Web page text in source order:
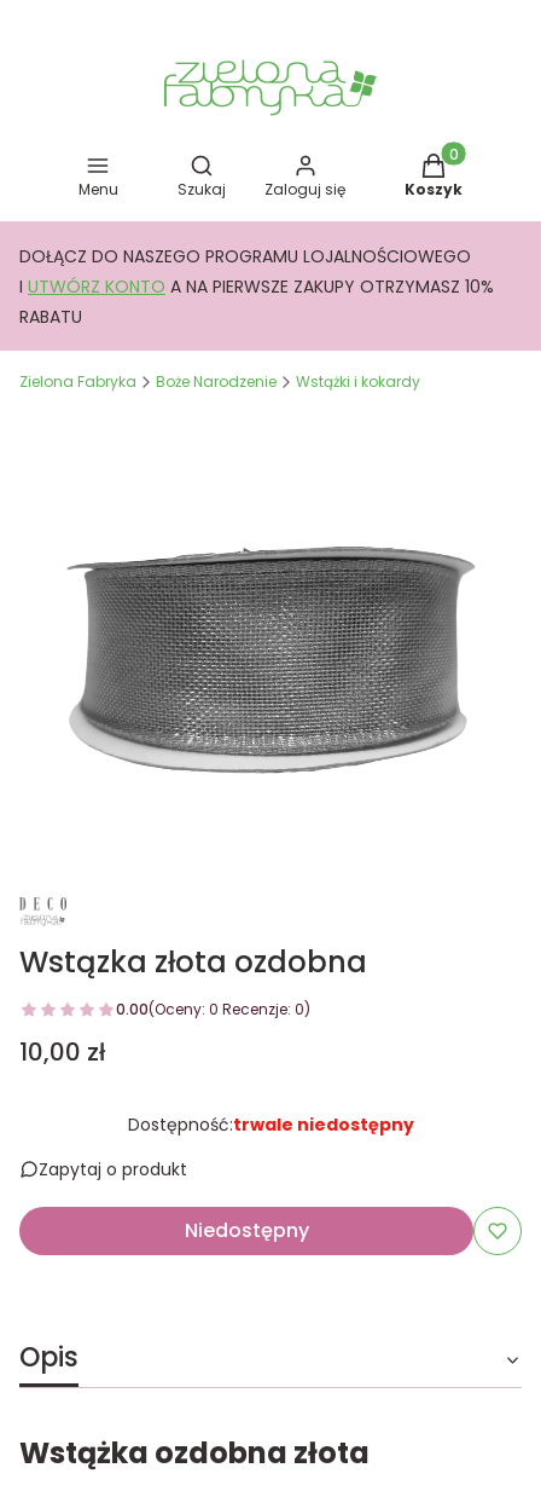
Menu
Otwórz wyszukiwarkę
Szukaj Zaloguj się
Produkty w
Koszyk
DOŁĄCZ DO NASZEGO PROGRAMU LOJALNOŚCIOWEGO
I UTWÓRZ KONTO A NA PIERWSZE ZAKUPY OTRZYMASZ 10%
RABATU
Zielona Fabryka Boże Narodzenie Wstążki i kokardy
Wstązka złota ozdobna
0.00(Oceny: 0 Recenzje: 0)
Cena
10,00 zł
Dostępność:trwale niedostępny
Zapytaj o produkt
Niedostępny
Opis
Wstążka ozdobna złota